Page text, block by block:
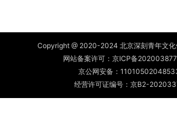
Copyright @ 2020-2024 北京深刻青年文化
网站备案许可： 京ICP备
京公网安备：
经营许可证编号：京B2-